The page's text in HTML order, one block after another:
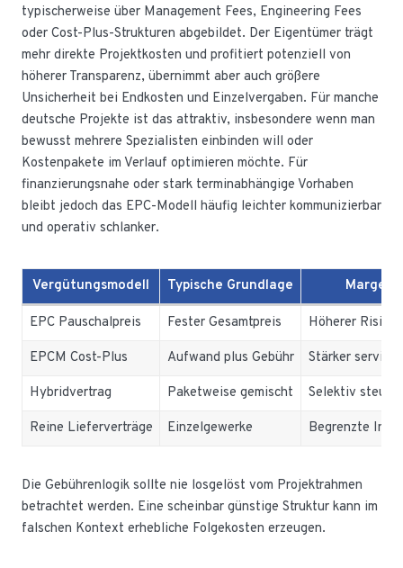
typischerweise über Management Fees, Engineering Fees
oder Cost-Plus-Strukturen abgebildet. Der Eigentümer trägt
mehr direkte Projektkosten und profitiert potenziell von
höherer Transparenz, übernimmt aber auch größere
Unsicherheit bei Endkosten und Einzelvergaben. Für manche
deutsche Projekte ist das attraktiv, insbesondere wenn man
bewusst mehrere Spezialisten einbinden will oder
Kostenpakete im Verlauf optimieren möchte. Für
finanzierungsnahe oder stark terminabhängige Vorhaben
bleibt jedoch das EPC-Modell häufig leichter kommunizierbar
und operativ schlanker.
Vergütungsmodell Typische Grundlage
EPC Pauschalpreis Fester Gesamtpreis Höherer
EPCM Cost-Plus Aufwand plus Gebühr Stärker
Hybridvertrag Paketweise gemischt Selektiv
Reine Lieferverträge Einzelgewerke Begrenzte
Die Gebührenlogik sollte nie losgelöst vom Projektrahmen
betrachtet werden. Eine scheinbar günstige Struktur kann im
falschen Kontext erhebliche Folgekosten erzeugen.